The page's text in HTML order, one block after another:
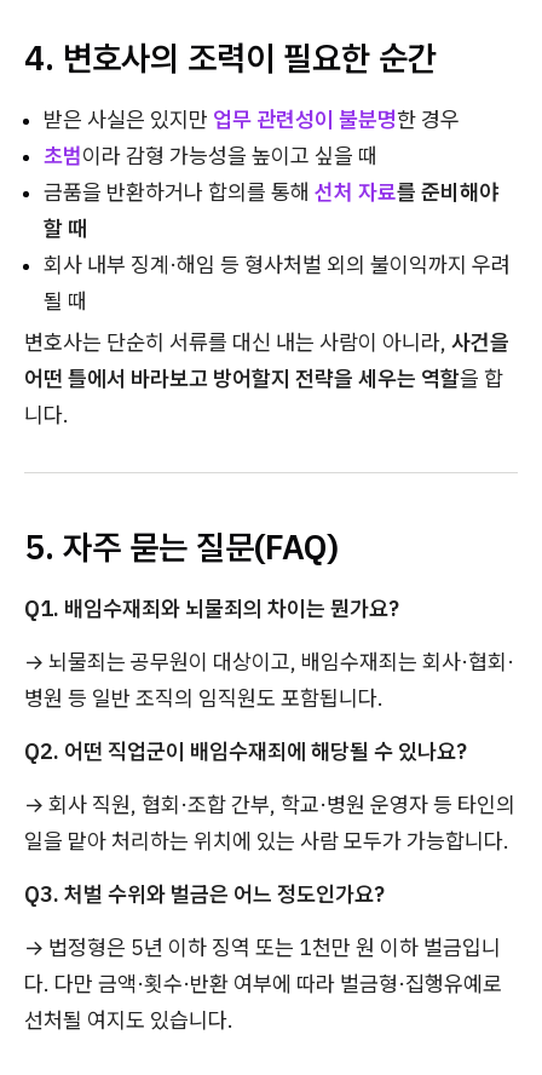
4. 변호사의 조력이 필요한 순간
받은 사실은 있지만 업무 관련성이 불분명한 경우
초범이라 감형 가능성을 높이고 싶을 때
금품을 반환하거나 합의를 통해 선처 자료를 준비해야
할 때
회사 내부 징계·해임 등 형사처벌 외의 불이익까지 우려
될 때
변호사는 단순히 서류를 대신 내는 사람이 아니라, 사건을
어떤 틀에서 바라보고 방어할지 전략을 세우는 역할을 합
니다.
5. 자주 묻는 질문(FAQ)
Q1. 배임수재죄와 뇌물죄의 차이는 뭔가요?
→ 뇌물죄는 공무원이 대상이고, 배임수재죄는 회사·협회·
병원 등 일반 조직의 임직원도 포함됩니다.
Q2. 어떤 직업군이 배임수재죄에 해당될 수 있나요?
→ 회사 직원, 협회·조합 간부, 학교·병원 운영자 등 타인의
일을 맡아 처리하는 위치에 있는 사람 모두가 가능합니다.
Q3. 처벌 수위와 벌금은 어느 정도인가요?
→ 법정형은 5년 이하 징역 또는 1천만 원 이하 벌금입니
다. 다만 금액·횟수·반환 여부에 따라 벌금형·집행유예로
선처될 여지도 있습니다.